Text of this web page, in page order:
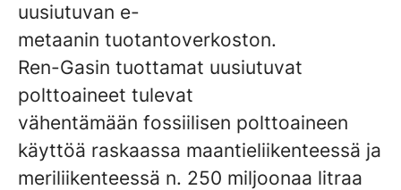
uusiutuvan e-
metaanin tuotantoverkoston.
Ren-Gasin tuottamat uusiutuvat
polttoaineet tulevat
vähentämään fossiilisen polttoaineen
käyttöä raskaassa maantieliikenteessä ja
meriliikenteessä n. 250 miljoonaa litraa